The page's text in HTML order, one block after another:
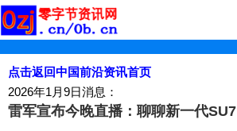
点击返回中国前沿资讯首页
2026年1月9日消息：
雷军宣布今晚直播：聊聊新一代SU7